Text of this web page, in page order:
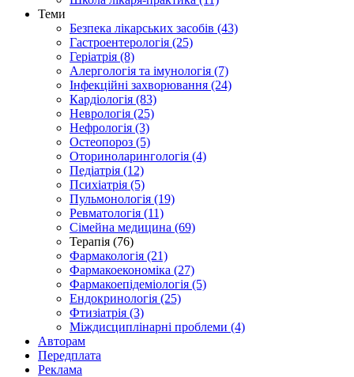
Теми
Безпека лікарських засобів (43)
Гастроентерологія (25)
Геріатрія (8)
Алергологія та імунологія (7)
Інфекційні захворювання (24)
Кардіологія (83)
Неврологія (25)
Нефрологія (3)
Остеопороз (5)
Оториноларингологія (4)
Педіатрія (12)
Психіатрія (5)
Пульмонологія (19)
Ревматологія (11)
Сімейна медицина (69)
Терапія (76)
Фармакологія (21)
Фармакоекономіка (27)
Фармакоепідеміологія (5)
Ендокринологія (25)
Фтизіатрія (3)
Міждисциплінарні проблеми (4)
Авторам
Передплата
Реклама